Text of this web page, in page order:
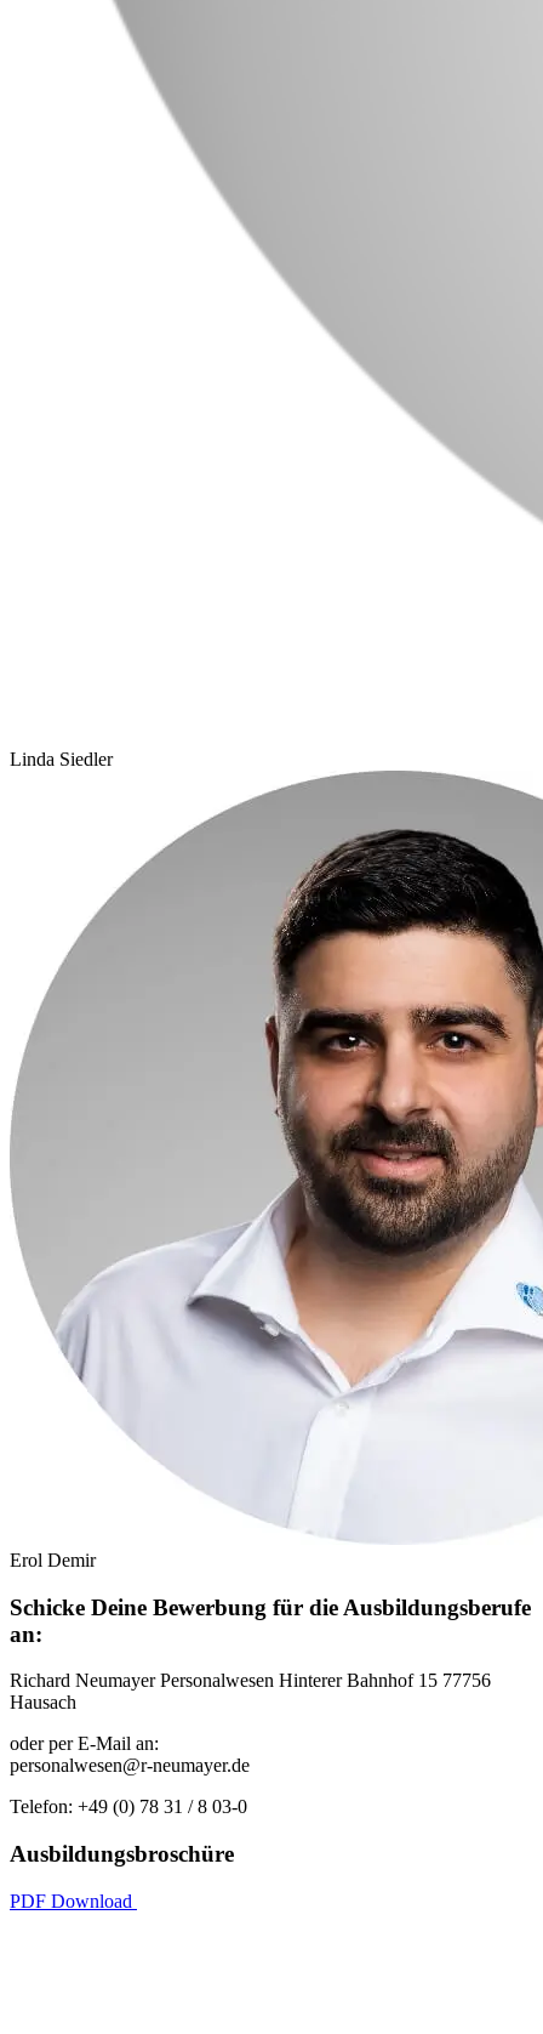
Linda Siedler
Erol Demir
Schicke Deine Bewerbung für die Ausbildungsberufe
an:
Richard Neumayer Personalwesen Hinterer Bahnhof 15 77756
Hausach
oder per E-Mail an:
personalwesen@r-neumayer.de
Telefon: +49 (0) 78 31 / 8 03-0
Ausbildungsbroschüre
PDF Download